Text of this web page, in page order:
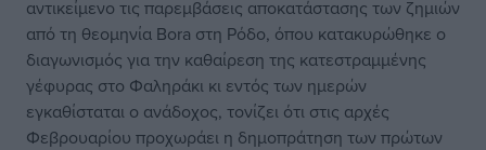
αντικείμενο τις παρεμβάσεις αποκατάστασης των ζημιών
από τη θεομηνία Bora στη Ρόδο, όπου κατακυρώθηκε ο
διαγωνισμός για την καθαίρεση της κατεστραμμένης
γέφυρας στο Φαληράκι κι εντός των ημερών
εγκαθίσταται ο ανάδοχος, τονίζει ότι στις αρχές
Φεβρουαρίου προχωράει η δημοπράτηση των πρώτων